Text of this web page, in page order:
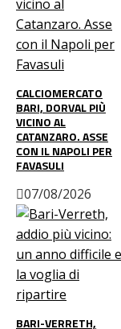
CALCIOMERCATO
BARI, DORVAL PIÙ
VICINO AL
CATANZARO. ASSE
CON IL NAPOLI PER
FAVASULI
07/08/2026
BARI-VERRETH,